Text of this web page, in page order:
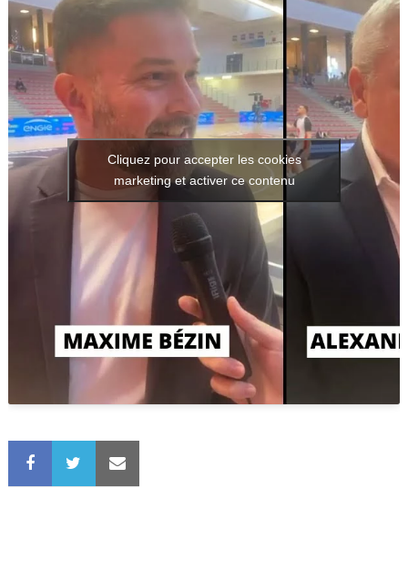
Cliquez pour accepter les cookies
marketing et activer ce contenu